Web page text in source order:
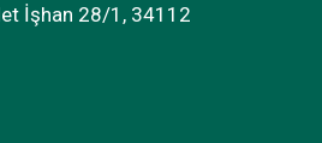
İşhan 28/1, 34112